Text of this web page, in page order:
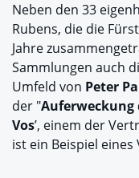
Neben den 33
Rubens, die die
Jahre
Sammlungen auch
Umfeld von Peter
der "Auferweckung
Vos’, einem der
ist ein Beispiel